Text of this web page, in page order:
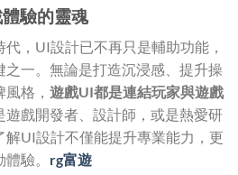
驗的靈魂
，UI設計已不再只是輔助功能，
一。無論是打造沉浸感、提升操
格， 遊戲UI都是連結玩家與遊戲
遊戲開發者、設計師，或是熱愛研
解UI設計不僅能提升專業能力，更
驗。 rg富遊